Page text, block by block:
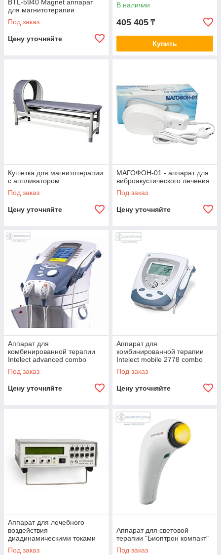
BTL-5940 Magnet аппарат
для магнитотерапии
Под заказ
Цену уточняйте
В наличии
405 405 ₸
Купить
Кушетка для магнитотерапии
с аппликатором
Под заказ
Цену уточняйте
МАГОФОН-01 - аппарат для
виброакустического лечения
Под заказ
Цену уточняйте
Аппарат для
комбинированной терапии
Intelect advanced combo
Под заказ
Цену уточняйте
Аппарат для
комбинированной терапии
Intelect mobile 2778 combo
Под заказ
Цену уточняйте
Аппарат для лечебного
воздействия
диадинамическими токами
«Тонус»
Под заказ
Аппарат для световой
терапии "Биоптрон компакт"
Под заказ